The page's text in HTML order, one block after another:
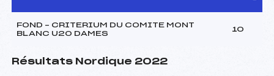
FOND – CRITERIUM DU COMITE MONT
BLANC U20 DAMES
10
Résultats Nordique 2022